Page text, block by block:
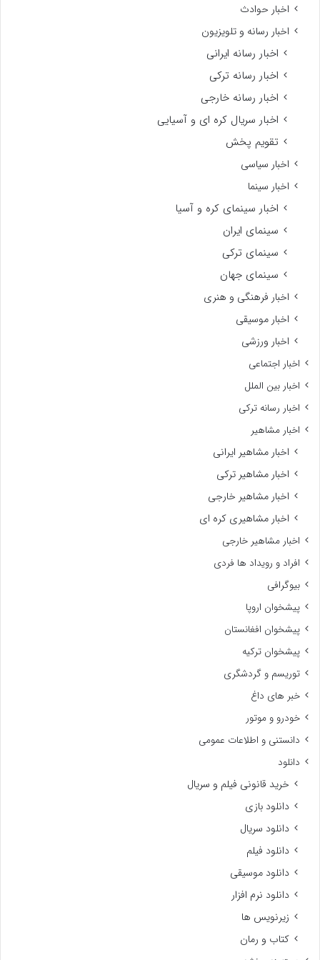
اخبار حوادث
اخبار رسانه و تلویزیون
اخبار رسانه ایرانی
اخبار رسانه ترکی
اخبار رسانه خارجی
اخبار سریال کره ای و آسیایی
تقویم پخش
اخبار سیاسی
اخبار سینما
اخبار سینمای کره و آسیا
سینمای ایران
سینمای ترکی
سینمای جهان
اخبار فرهنگی و هنری
اخبار موسیقی
اخبار ورزشی
اخبار اجتماعی
اخبار بین الملل
اخبار رسانه ترکی
اخبار مشاهیر
اخبار مشاهیر ایرانی
اخبار مشاهیر ترکی
اخبار مشاهیر خارجی
اخبار مشاهیری کره ای
اخبار مشاهیر خارجی
افراد و رویداد ها فردی
بیوگرافی
پیشخوان اروپا
پیشخوان افغانستان
پیشخوان ترکیه
توریسم و گردشگری
خبر های داغ
خودرو و موتور
دانستنی و اطلاعات عمومی
دانلود
خرید قانونی فیلم و سریال
دانلود بازی
دانلود سریال
دانلود فیلم
دانلود موسیقی
دانلود نرم افزار
زیرنویس ها
کتاب و رمان